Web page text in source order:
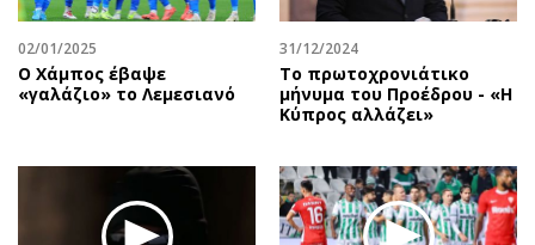
02/01/2025
Ο Χάμπος έβαψε
«γαλάζιο» το Λεμεσιανό
31/12/2024
Το πρωτοχρονιάτικο
μήνυμα του Προέδρου - «Η
Κύπρος αλλάζει»